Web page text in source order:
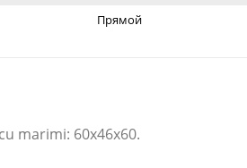
Прямой
marimi: 60x46x60.